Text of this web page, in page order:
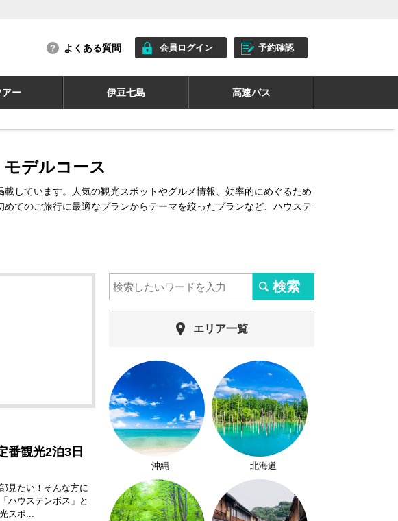
よくある質問 会員ログイン 予約確認
ー 伊豆七島 高速バス
デルコース
しています。人気の観光スポットやグルメ情報、効率的にめぐるため
てのご旅行に最適なプランからテーマを絞ったプランなど、ハウステ
番観光2泊3日
見たい！そんな方に
ハウステンボス」と
スポ...
エリア一覧
沖縄 北海道